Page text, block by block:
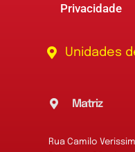
Privacidade
Unidades
Matriz
Rua Camilo